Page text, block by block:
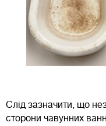
Слід зазначити, що
сторони чавунних